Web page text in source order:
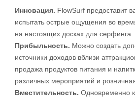
Инновация. FlowSurf предоставит
испытать острые ощущения во
на настоящих досках для серфинга.
Прибыльность. Можно создать
источники доходов вблизи
продажа продуктов питания и
различных мероприятий и розничная
Вместительность. Одновременно